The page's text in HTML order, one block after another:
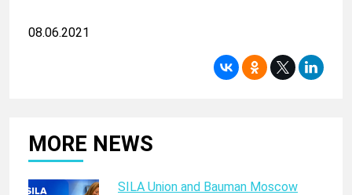
08.06.2021
MORE NEWS
SILA Union and Bauman Moscow